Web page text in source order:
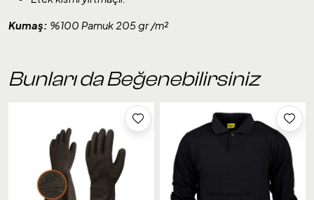
Kumaş: %100 Pamuk 205 gr /m²
Bunları da Beğenebilirsiniz